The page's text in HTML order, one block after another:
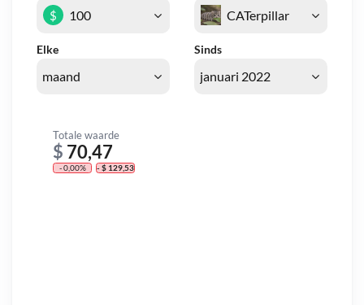
Elke Sinds
$
Totale waarde
$ 70,47
- 0,00% - $ 129,53